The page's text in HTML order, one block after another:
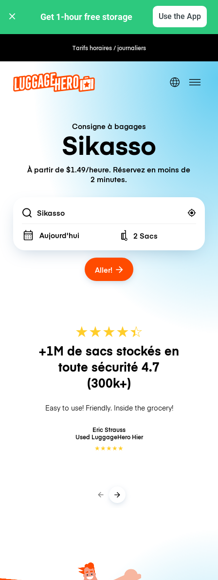
Get 1-hour free storage Use the App
Tarifs horaires / journaliers
Consigne à bagages
Sikasso
À partir de $1.49/heure. Réservez en moins de
2 minutes.
Location
Aujourd'hui Number of bags
2 Sacs
Aller!
★★★★☆
★
+1M de sacs stockés en
toute sécurité 4.7
(300k+)
Easy to use! Friendly. Inside the grocery!
Eric Strauss
Used LuggageHero Hier
★★★★★